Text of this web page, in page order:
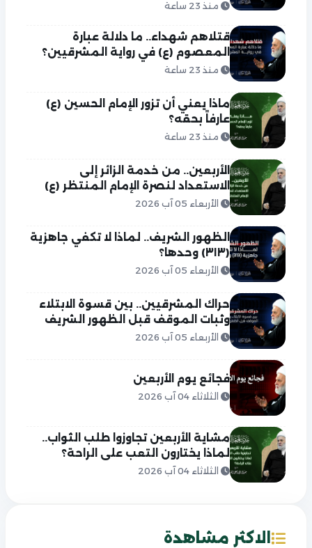
منذ 23 ساعة
قتلاهم شهداء.. ما دلالة عبارة
المعصوم (ع) في رواية المشرقيين؟
منذ 23 ساعة
ماذا يعني أن تزور الإمام الحسين (ع)
عارفاً بحقه؟
منذ 23 ساعة
الأربعين.. من خدمة الزائر إلى
الاستعداد لنصرة الإمام المنتظر (ع)
الأربعاء 05 آب 2026
الظهور الشريف.. لماذا لا تكفي جاهزية
(٣١٣) وحدها؟
الأربعاء 05 آب 2026
حراك المشرقيين.. بين قسوة الابتلاء
وثبات الموقف قبل الظهور الشريف
الأربعاء 05 آب 2026
فجائع يوم الأربعين
الثلاثاء 04 آب 2026
مشاية الأربعين تجاوزوا طلب الثواب..
لماذا يختارون التعب على الراحة؟
الثلاثاء 04 آب 2026
الاكثر مشاهدة